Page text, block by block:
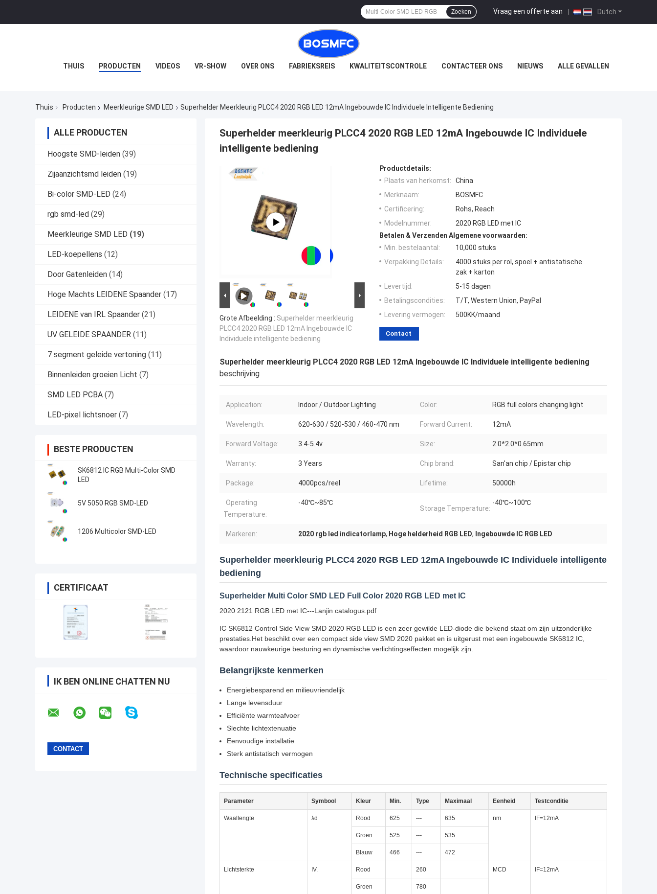
Dutch
Vraag een offerte aan |
Zoeken
THUIS PRODUCTEN VIDEOS VR-SHOW OVER ONS FABRIEKSREIS KWALITEITSCONTROLE CONTACTEER ONS NIEUWS ALLE GEVALLEN
Thuis Producten Meerkleurige SMD LED Superhelder Meerkleurig PLCC4 2020 RGB LED 12mA Ingebouwde IC Individuele Intelligente Bediening
ALLE PRODUCTEN
Hoogste SMD-leiden (39)
Zijaanzichtsmd leiden (19)
Bi-color SMD-LED (24)
rgb smd-led (29)
Meerkleurige SMD LED (19)
LED-koepellens (12)
Door Gatenleiden (14)
Hoge Machts LEIDENE Spaander (17)
LEIDENE van IRL Spaander (21)
UV GELEIDE SPAANDER (11)
7 segment geleide vertoning (11)
Binnenleiden groeien Licht (7)
SMD LED PCBA (7)
LED-pixel lichtsnoer (7)
BESTE PRODUCTEN
SK6812 IC RGB Multi-Color SMD
LED
5V 5050 RGB SMD-LED
1206 Multicolor SMD-LED
CERTIFICAAT
IK BEN ONLINE CHATTEN NU
Superhelder meerkleurig PLCC4 2020 RGB LED 12mA Ingebouwde IC Individuele
intelligente bediening
Grote Afbeelding : Superhelder meerkleurig
PLCC4 2020 RGB LED 12mA Ingebouwde IC
Individuele intelligente bediening
Productdetails:
Plaats van herkomst:
China
Merknaam:
BOSMFC
Certificering:
Rohs, Reach
Modelnummer:
2020 RGB LED met IC
Betalen & Verzenden Algemene voorwaarden:
Min. bestelaantal:
10,000 stuks
Verpakking Details:
4000 stuks per rol, spoel + antistatische
zak + karton
Levertijd:
5-15 dagen
Betalingscondities:
T/T, Western Union, PayPal
Levering vermogen:
500KK/maand
Contact
Superhelder meerkleurig PLCC4 2020 RGB LED 12mA Ingebouwde IC Individuele intelligente bediening
beschrijving
Application: Indoor / Outdoor Lighting Color: RGB full colors changing light
Wavelength: 620-630 / 520-530 / 460-470 nm Forward Current: 12mA
Forward Voltage: 3.4-5.4v Size: 2.0*2.0*0.65mm
Warranty: 3 Years Chip brand: San'an chip / Epistar chip
Package: 4000pcs/reel Lifetime: 50000h
Operating
Temperature:
-40℃~85℃
Storage Temperature:
-40℃~100℃
Markeren: 2020 rgb led indicatorlamp, Hoge helderheid RGB LED, Ingebouwde IC RGB LED
Superhelder meerkleurig PLCC4 2020 RGB LED 12mA Ingebouwde IC Individuele intelligente
bediening
Superhelder Multi Color SMD LED Full Color 2020 RGB LED met IC
2020 2121 RGB LED met IC---Lanjin catalogus.pdf
IC SK6812 Control Side View SMD 2020 RGB LED is een zeer gewilde LED-diode die bekend staat om zijn uitzonderlijke
prestaties.Het beschikt over een compact side view SMD 2020 pakket en is uitgerust met een ingebouwde SK6812 IC,
waardoor nauwkeurige besturing en dynamische verlichtingseffecten mogelijk zijn.
Belangrijkste kenmerken
Energiebesparend en milieuvriendelijk
Lange levensduur
Efficiënte warmteafvoer
Slechte lichtextenuatie
Eenvoudige installatie
Sterk antistatisch vermogen
Technische specificaties
Parameter Symbool Kleur Min. Type Maximaal Eenheid Testconditie
Waallengte λd Rood 625 --- 635 nm IF=12mA
Groen 525 --- 535
Blauw 466 --- 472
Lichtsterkte IV. Rood 260 MCD IF=12mA
Groen 780